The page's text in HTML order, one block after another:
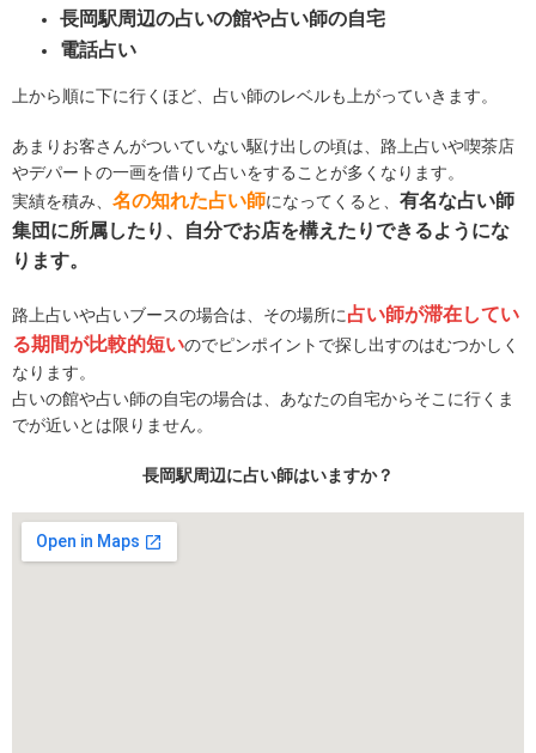
長岡駅周辺の占いの館や占い師の自宅
電話占い
上から順に下に行くほど、占い師のレベルも上がっていきます。
あまりお客さんがついていない駆け出しの頃は、路上占いや喫茶店
やデパートの一画を借りて占いをすることが多くなります。
実績を積み、 名の知れた占い師になってくると、 有名な占い師
集団に所属したり、自分でお店を構えたりできるようにな
ります。
路上占いや占いブースの場合は、その場所に占い師が滞在してい
る期間が比較的短いのでピンポイントで探し出すのはむつかしく
なります。
占いの館や占い師の自宅の場合は、あなたの自宅からそこに行くま
でが近いとは限りません。
長岡駅周辺に占い師はいますか？